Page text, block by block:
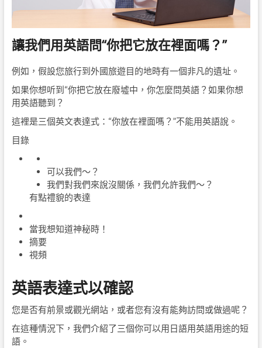
讓我們用英語問“你把它放在裡面嗎？”
例如，假設您旅行到外國旅遊目的地時有一個非凡的遺址。
如果你想听到“你把它放在廢墟中，你怎麼問英語？如果你想
用英語聽到？
這裡是三個英文表達式：“你放在裡面嗎？”不能用英語說。
目錄
可以我們〜？
我們對我們來說沒關係，我們允許我們〜？
有點禮貌的表達
當我想知道神秘時！
摘要
視頻
英語表達式以確認
您是否有前景或觀光網站，或者您有沒有能夠訪問或做過呢？
在這種情況下，我們介紹了三個你可以用日語用英語用途的短
語。